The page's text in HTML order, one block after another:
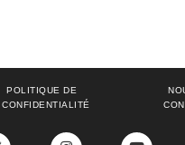
POLITIQUE DE
CONFIDENTIALITÉ